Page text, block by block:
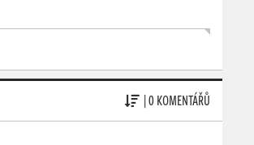
| 0 KOMENTÁŘŮ